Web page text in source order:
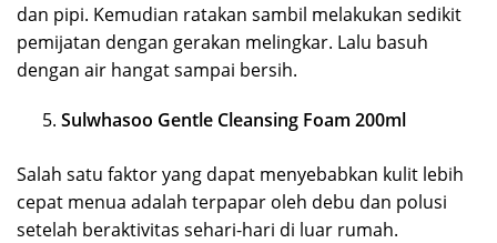
dan pipi. Kemudian ratakan sambil melakukan sedikit
pemijatan dengan gerakan melingkar. Lalu basuh
dengan air hangat sampai bersih.
Sulwhasoo Gentle Cleansing Foam 200ml
Salah satu faktor yang dapat menyebabkan kulit lebih
cepat menua adalah terpapar oleh debu dan polusi
setelah beraktivitas sehari-hari di luar rumah.